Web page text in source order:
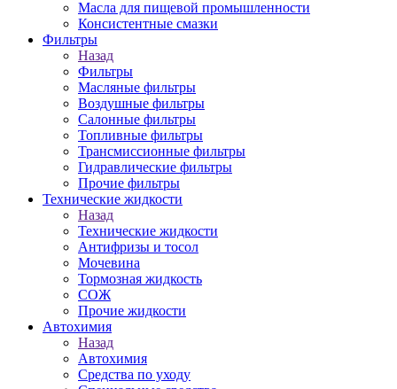
Масла для пищевой промышленности
Консистентные смазки
Фильтры
Назад
Фильтры
Масляные фильтры
Воздушные фильтры
Салонные фильтры
Топливные фильтры
Трансмиссионные фильтры
Гидравлические фильтры
Прочие фильтры
Технические жидкости
Назад
Технические жидкости
Антифризы и тосол
Мочевина
Тормозная жидкость
СОЖ
Прочие жидкости
Автохимия
Назад
Автохимия
Средства по уходу